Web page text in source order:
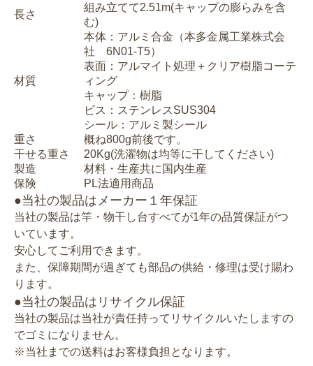
長さ
組み立てて2.51m(キャップの膨らみを含
む)
材質
本体：アルミ合金（本多金属工業株式会
社 6N01-T5）
表面：アルマイト処理＋クリア樹脂コーテ
ィング
キャップ：樹脂
ビス：ステンレスSUS304
シール：アルミ製シール
重さ
概ね800g前後です。
干せる重さ
20Kg(洗濯物は均等に干してください)
製造
材料・生産共に国内生産
保険
PL法適用商品
●当社の製品はメーカー１年保証
当社の製品は竿・物干し台すべてが1年の品質保証がつ
いています。
安心してご利用できます。
また、保障期間が過ぎても部品の供給・修理は受け賜わ
ります。
●当社の製品はリサイクル保証
当社の製品は当社が責任持ってリサイクルいたしますの
でゴミになりません。
※当社までの送料はお客様負担となります。